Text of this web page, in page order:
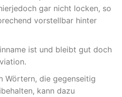
gar nicht locken, so
vorstellbar hinter
ist und bleibt gut doch
Wörtern, die gegenseitig
kann dazu